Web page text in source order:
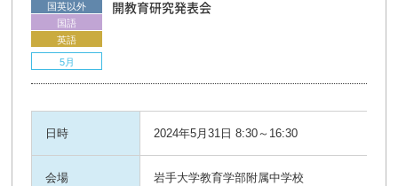
国英以外
国語
英語
5月
開教育研究発表会
日時 2024年5月31日 8:30～16:30
会場 岩手大学教育学部附属中学校